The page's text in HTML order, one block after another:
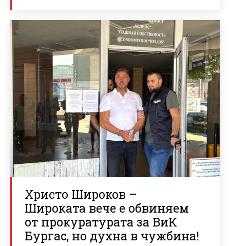
Христо Широков –
Широката вече е обвиняем
от прокуратурата за ВиК
Бургас, но духна в чужбина!